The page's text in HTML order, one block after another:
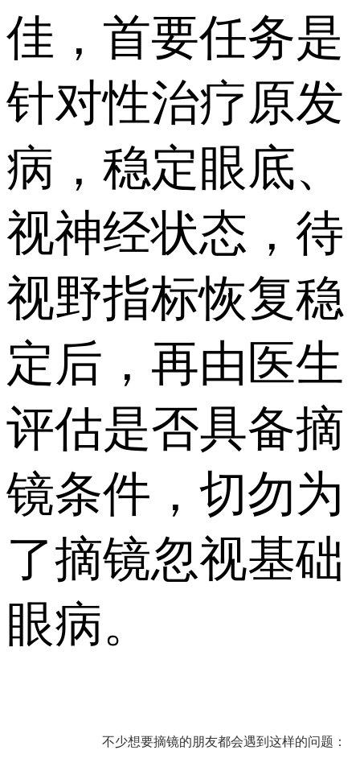
佳，首要任务是
针对性治疗原发
病，稳定眼底、
视神经状态，待
视野指标恢复稳
定后，再由医生
评估是否具备摘
镜条件，切勿为
了摘镜忽视基础
眼病。
不少想要摘镜的朋友都会遇到这样的问题：